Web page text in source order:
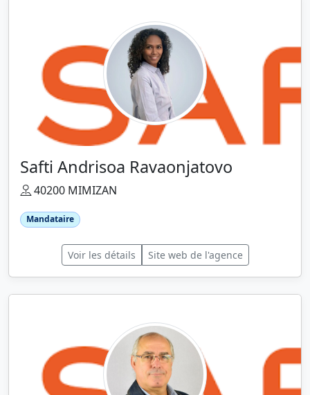
Safti Andrisoa Ravaonjatovo
40200 MIMIZAN
Mandataire
Voir les détails Site web de l'agence